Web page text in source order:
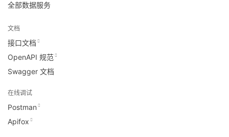
全部数据服务
文档
接口文档
OpenAPI 规范
Swagger 文档
在线调试
Postman
Apifox